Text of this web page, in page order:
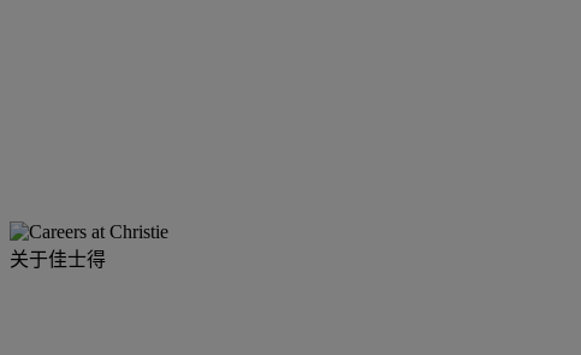
关于佳士得